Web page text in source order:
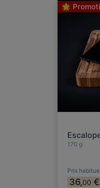
🌟
170 g
Prix
36,00 €